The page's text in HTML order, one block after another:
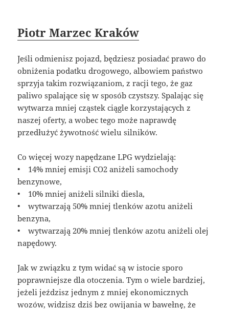
Piotr Marzec Kraków
Jeśli odmienisz pojazd, będziesz posiadać prawo do
obniżenia podatku drogowego, albowiem państwo
sprzyja takim rozwiązaniom, z racji tego, że gaz
paliwo spalające się w sposób czystszy. Spalając się
wytwarza mniej cząstek ciągle korzystających z
naszej oferty, a wobec tego może naprawdę
przedłużyć żywotność wielu silników.
Co więcej wozy napędzane LPG wydzielają:
• 14% mniej emisji CO2 aniżeli samochody
benzynowe,
• 10% mniej aniżeli silniki diesla,
• wytwarzają 50% mniej tlenków azotu aniżeli
benzyna,
• wytwarzają 20% mniej tlenków azotu aniżeli olej
napędowy.
Jak w związku z tym widać są w istocie sporo
poprawniejsze dla otoczenia. Tym o wiele bardziej,
jeżeli jeździsz jednym z mniej ekonomicznych
wozów, widzisz dziś bez owijania w bawełnę, że